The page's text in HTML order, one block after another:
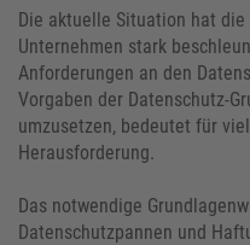
Die aktuelle Situation hat
Unternehmen stark
Anforderungen an den
Vorgaben der Datenschutz-
umzusetzen, bedeutet für
Herausforderung.
Das notwendige
Datenschutzpannen und